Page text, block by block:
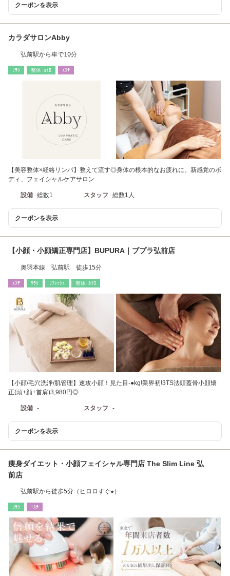
クーポンを表示
カラダサロンAbby
弘前駅から車で10分
ﾘﾗｸ 整体･ｶｲﾛ ｴｽﾃ
【美容整体×経絡リンパ】整えて流す◎身体の根本的なお疲れに。新感覚のボ
ディ、フェイシャルケアサロン
設備 総数1 スタッフ 総数1人
クーポンを表示
【小顔・小顔矯正専門店】BUPURA｜ブプラ弘前店
奥羽本線 弘前駅 徒歩15分
ｴｽﾃ ﾘﾗｸ ﾘﾌﾚｯｼｭ 整体･ｶｲﾛ
【小顔/毛穴洗浄/肌管理】速攻小顔！見た目-●kg!業界初!3TS法頭蓋骨小顔矯
正(頭+顔+首肩)3,980円◎
設備 - スタッフ -
クーポンを表示
痩身ダイエット・小顔フェイシャル専門店 The Slim Line 弘
前店
弘前駅から徒歩5分（ヒロロすぐ★）
ﾘﾗｸ ｴｽﾃ